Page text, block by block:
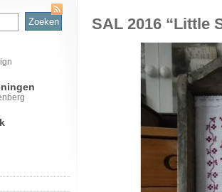
SAL 2016 “Little